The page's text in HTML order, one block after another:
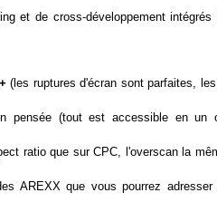
et de cross-développement
(les ruptures d'écran sont parfaites,
pensée (tout est accessible en
ratio que sur CPC, l'overscan la
AREXX que vous pourrez